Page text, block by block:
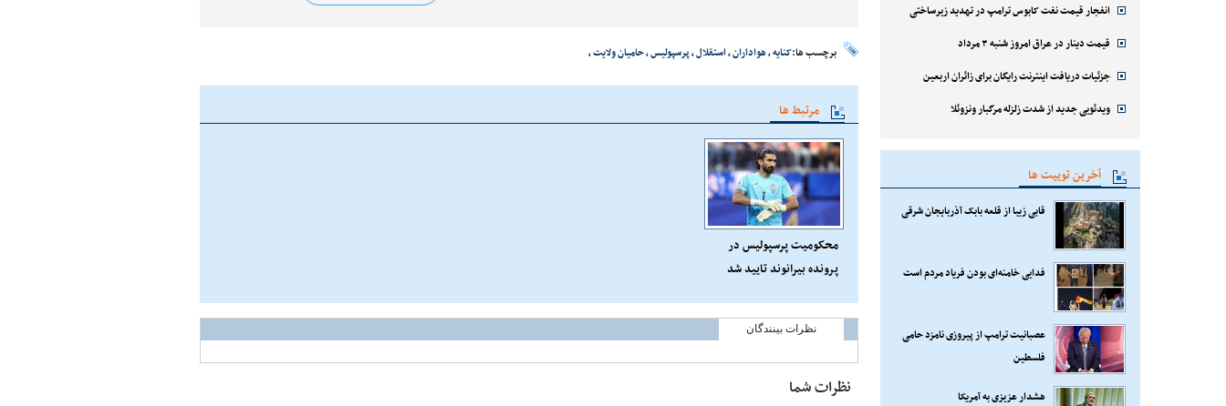
انفجار قیمت نفت کابوس ترامپ در تهدید زیرساختی
قیمت دینار در عراق امروز شنبه ۳ مرداد
جزئیات دریافت اینترنت رایگان برای زائران اربعین
ویدئویی جدید از شدت زلزله مرگبار ونزوئلا
آخرین توییت ها
قابی زیبا از قلعه بابک آذربایجان شرقی
فدایی خامنه‌ای بودن فریاد مردم است
عصبانیت ترامپ از پیروزی نامزد حامی
فلسطین
هشدار عزیزی به آمریکا
برچسب ها:کنایه،هواداران،استقلال،پرسپولیس،حامیان ولایت،
مرتبط ها
محکومیت پرسپولیس در
پرونده بیرانوند تایید شد
نظرات بینندگان
نظرات شما